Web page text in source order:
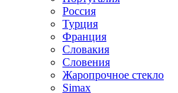
Россия
Турция
Франция
Словакия
Словения
Жаропрочное стекло
Simax